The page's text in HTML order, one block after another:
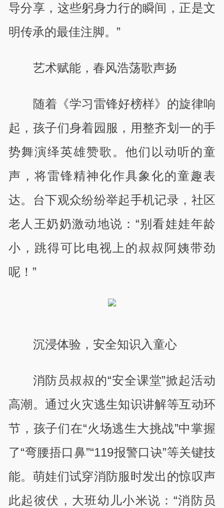
导分享，这些躬身力行的瞬间，正是文
明传承的最佳注脚。”
艺术赋能，春风浩荡歌声扬
随着《学习雷锋好榜样》的旋律响
起，孩子们身着园服，用整齐划一的手
势舞演绎英雄赞歌。他们以动听的童
声，将雷锋精神化作具象化的童趣表
达。台下观众纷纷举起手机记录，社区
老人王奶奶激动地说：“别看娃娃年龄
小，跳得可比电视上的叔叔阿姨带劲
呢！”
沉浸体验，安全知识入童心
消防员叔叔的“安全课堂”掀起活动
高潮。通过火灾逃生知识讲解等互动环
节，孩子们在“火场逃生大挑战”中掌握
了“弯腰捂口鼻”“119报警口诀”等关键技
能。萌娃们试穿消防服时发出的惊叹声
此起彼伏，大班幼儿小米说：“消防员